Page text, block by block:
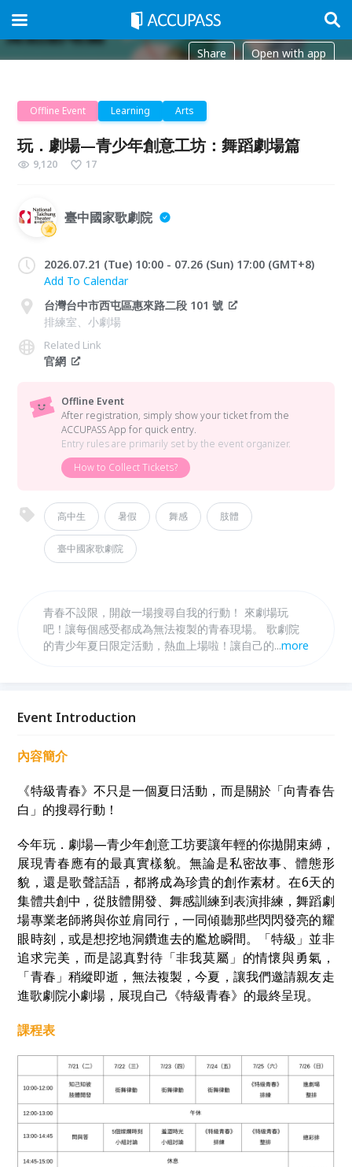
Share Open with app
Offline Event Learning Arts
玩．劇場—青少年創意工坊：舞蹈劇場篇
9,120 17
臺中國家歌劇院
2026.07.21 (Tue) 10:00 - 07.26 (Sun) 17:00 (GMT+8)
Add To Calendar
台灣台中市西屯區惠來路二段 101 號
排練室、小劇場
Related Link
官網
Offline Event
After registration, simply show your ticket from the
ACCUPASS App for quick entry.
Entry rules are primarily set by the event organizer.
How to Collect Tickets?
高中生 暑假 舞感 肢體
臺中國家歌劇院
青春不設限，開啟一場搜尋自我的行動！ 來劇場玩
吧！讓每個感受都成為無法複製的青春現場。 歌劇院
的青少年夏日限定活動，熱血上場啦！讓自己的青春身
的青春時刻。
...more
Event Introduction
內容簡介
《特級青春》不只是一個夏日活動，而是關於「向青春告
白」的搜尋行動！
今年玩．劇場—青少年創意工坊要讓年輕的你拋開束縛，
展現青春應有的最真實樣貌。無論是私密故事、體態形
貌，還是歌聲話語，都將成為珍貴的創作素材。在6天的
集體共創中，從肢體開發、舞感訓練到表演排練，舞蹈劇
場專業老師將與你並肩同行，一同傾聽那些閃閃發亮的耀
眼時刻，或是想挖地洞鑽進去的尷尬瞬間。「特級」並非
追求完美，而是認真對待「非我莫屬」的情懷與勇氣，
「青春」稍縱即逝，無法複製，今夏，讓我們邀請親友走
進歌劇院小劇場，展現自己《特級青春》的最終呈現。
課程表